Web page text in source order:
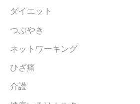
ダイエット
つぶやき
ネットワーキング
ひざ痛
介護